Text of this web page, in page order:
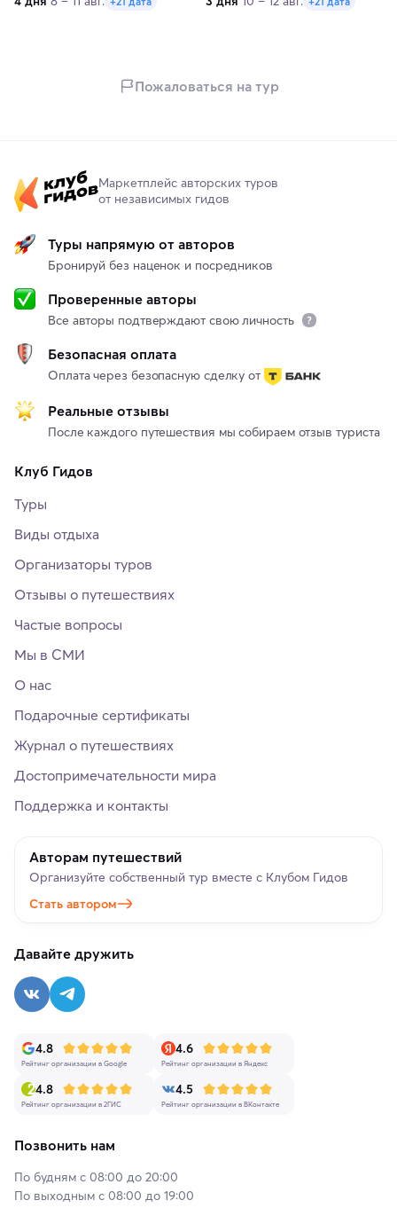
Пожаловаться на тур
Маркетплейс авторских туров
от независимых гидов
Туры напрямую от авторов
Бронируй без наценок и посредников
Проверенные авторы
Все авторы подтверждают свою личность
Безопасная оплата
Оплата через безопасную сделку от
Реальные отзывы
После каждого путешествия мы собираем отзыв туриста
Клуб Гидов
Туры
Виды отдыха
Организаторы туров
Отзывы о путешествиях
Частые вопросы
Мы в СМИ
О нас
Подарочные сертификаты
Журнал о путешествиях
Достопримечательности мира
Поддержка и контакты
Авторам путешествий
Организуйте собственный тур вместе с Клубом Гидов
Стать автором
Давайте дружить
4.8
Рейтинг организации в Google
4.6
Рейтинг организации в Яндекс
4.8
Рейтинг организации в 2ГИС
4.5
Рейтинг организации в ВКонтакте
Позвонить нам
По будням с 08:00 до 20:00
По выходным с 08:00 до 19:00